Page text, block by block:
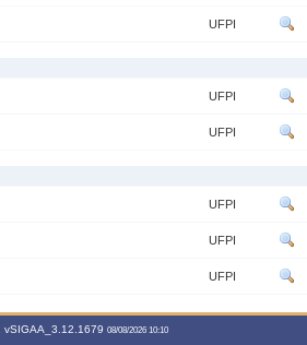
UFPI
UFPI
UFPI
UFPI
UFPI
UFPI
vSIGAA_3.12.1679 08/08/2026 10:10